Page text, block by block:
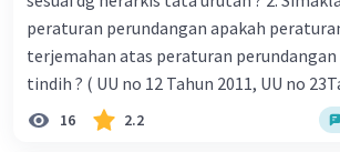
peraturan perundangan apakah
terjemahan atas peraturan
tindih ? ( UU no 12 Tahun 2011, UU no 23Tahun 2014, UU No
25 Tahun 2004 ) 3 . Tuliskan peraturan perundangan yg di
undangkan atas perintah TAP MPR NO I
16 2.2